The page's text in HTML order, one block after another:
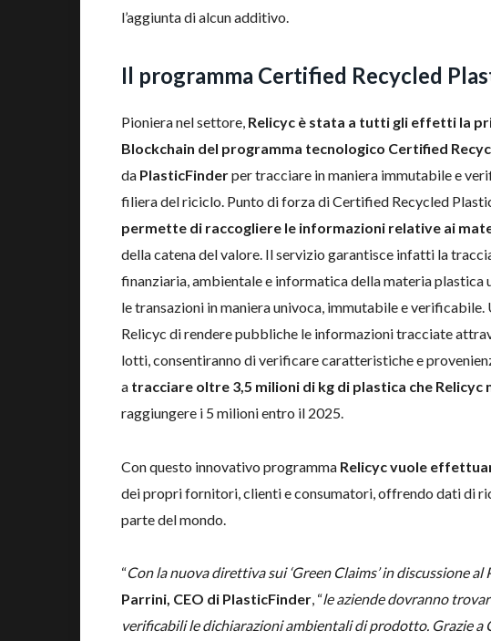
l’aggiunta di alcun additivo.
Il programma Certified Recycled
Pioniera nel settore, Relicyc è stata a tutti gli effetti la
Blockchain del programma tecnologico Certified
da PlasticFinderper tracciare in maniera immutabile e
filiera del riciclo. Punto di forza di Certified Recycled
permette di raccogliere le informazioni relative ai
della catena del valore. Il servizio garantisce infatti la
finanziaria, ambientale e informatica della materia plastica
le transazioni in maniera univoca, immutabile e
Relicyc di rendere pubbliche le informazioni tracciate
lotti, consentiranno di verificare caratteristiche e
a tracciare oltre 3,5 milioni di kg di plastica che Relicyc
raggiungere i 5 milioni entro il 2025.
Con questo innovativo programma Relicyc vuole
dei propri fornitori, clienti e consumatori, offrendo dati di
parte del mondo.
“Con la nuova direttiva sui ‘Green Claims’ in discussione
Parrini, CEO di PlasticFinder, “le aziende dovranno
verificabili le dichiarazioni ambientali di prodotto. Grazie a